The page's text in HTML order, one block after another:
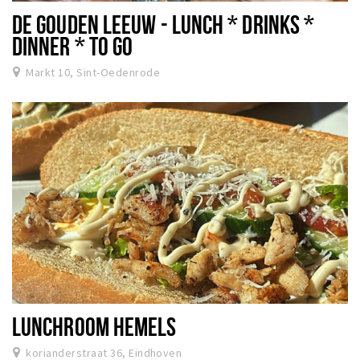
DE GOUDEN LEEUW - LUNCH * DRINKS *
DINNER * TO GO
Markt 10, Sint-Oedenrode
LUNCHROOM HEMELS
korianderstraat 36, Eindhoven